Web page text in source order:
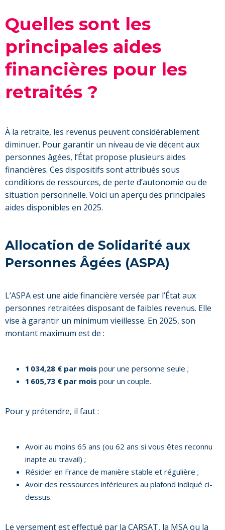
Quelles sont les
principales aides
financières pour les
retraités ?
À la retraite, les revenus peuvent considérablement
diminuer. Pour garantir un niveau de vie décent aux
personnes âgées, l’État propose plusieurs aides
financières. Ces dispositifs sont attribués sous
conditions de ressources, de perte d’autonomie ou de
situation personnelle. Voici un aperçu des principales
aides disponibles en 2025.
Allocation de Solidarité aux
Personnes Âgées (ASPA)
L’ASPA est une aide financière versée par l’État aux
personnes retraitées disposant de faibles revenus. Elle
vise à garantir un minimum vieillesse. En 2025, son
montant maximum est de :
1 034,28 € par mois pour une personne seule ;
1 605,73 € par mois pour un couple.
Pour y prétendre, il faut :
Avoir au moins 65 ans (ou 62 ans si vous êtes reconnu
inapte au travail) ;
Résider en France de manière stable et régulière ;
Avoir des ressources inférieures au plafond indiqué ci-
dessus.
Le versement est effectué par la CARSAT, la MSA ou la